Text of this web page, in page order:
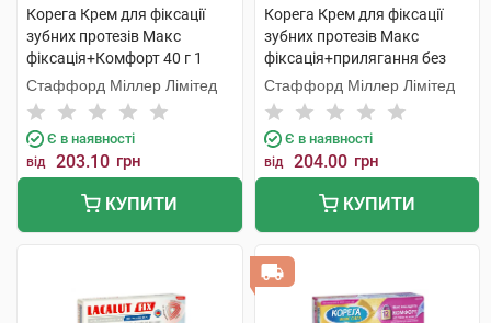
Корега Крем для фіксації
зубних протезів Макс
фіксація+Комфорт 40 г 1
туба
Стаффорд Міллер Лімітед
Є в наявності
від 203.10 грн
КУПИТИ
Корега Крем для фіксації
зубних протезів Макс
фіксація+прилягання без
смаку 40 мл 1 туба
Стаффорд Міллер Лімітед
Є в наявності
від 204.00 грн
КУПИТИ